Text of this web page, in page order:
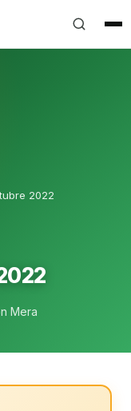
Municipal del
2022
Mera